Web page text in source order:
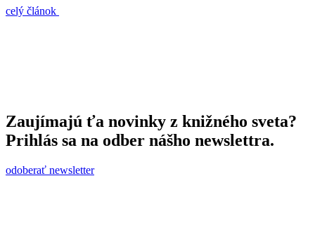
celý článok
Zaujímajú ťa novinky z knižného sveta?
Prihlás sa na odber nášho newslettra.
odoberať newsletter